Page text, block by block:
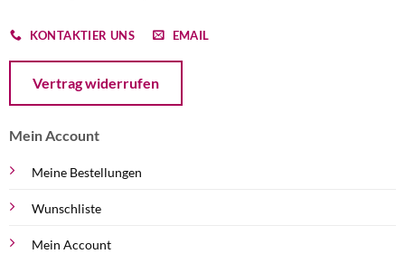
KONTAKTIER UNS EMAIL
Vertrag widerrufen
Mein Account
Meine Bestellungen
Wunschliste
Mein Account